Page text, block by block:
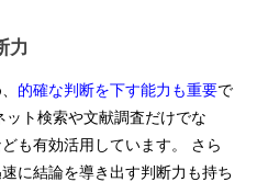
力
的確な判断を下す能力も重要で
ト検索や文献調査だけでな
も有効活用しています。 さら
に結論を導き出す判断力も持ち